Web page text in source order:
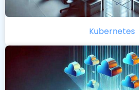
Kubernetes